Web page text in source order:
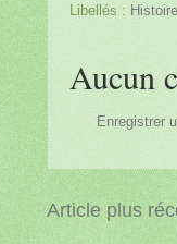
Libellés :
Aucun
Enregistrer
Article plus